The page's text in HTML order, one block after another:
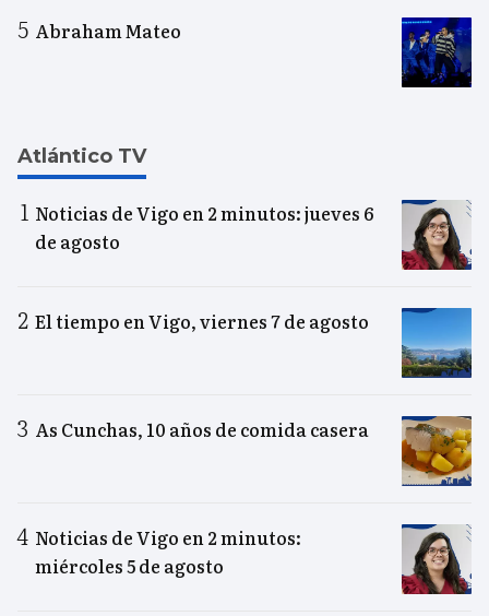
Abraham Mateo
Atlántico TV
Noticias de Vigo en 2 minutos: jueves 6
de agosto
El tiempo en Vigo, viernes 7 de agosto
As Cunchas, 10 años de comida casera
Noticias de Vigo en 2 minutos:
miércoles 5 de agosto